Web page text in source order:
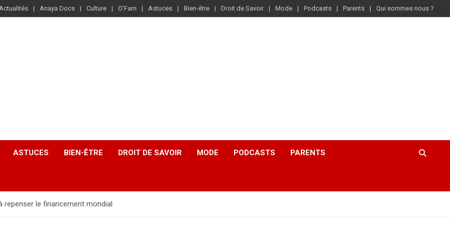
Anaya Docs Culture O’Fam Astuces Bien-être Droit de Savoir Mode Podcasts Parents Qui sommes nous ?
ASTUCES BIEN-ÊTRE DROIT DE SAVOIR MODE PODCASTS PARENTS
repenser le financement mondial